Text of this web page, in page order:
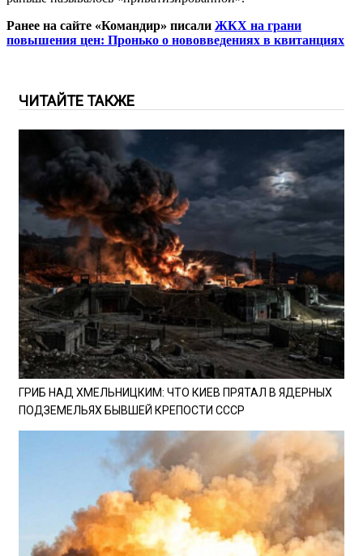
Ранее на сайте «Командир» писали ЖКХ на грани
повышения цен: Пронько о нововведениях в квитанциях
ЧИТАЙТЕ ТАКЖЕ
ГРИБ НАД ХМЕЛЬНИЦКИМ: ЧТО КИЕВ ПРЯТАЛ В ЯДЕРНЫХ
ПОДЗЕМЕЛЬЯХ БЫВШЕЙ КРЕПОСТИ СССР